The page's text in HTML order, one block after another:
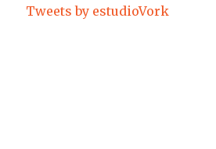
Tweets by estudioVork